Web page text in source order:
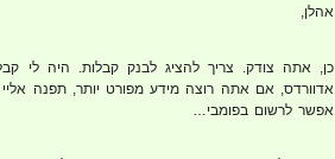
אהלן,
כן, אתה צודק. צריך להציג לבנק קבלות. היה לי
אפשר לרשום בפומבי…